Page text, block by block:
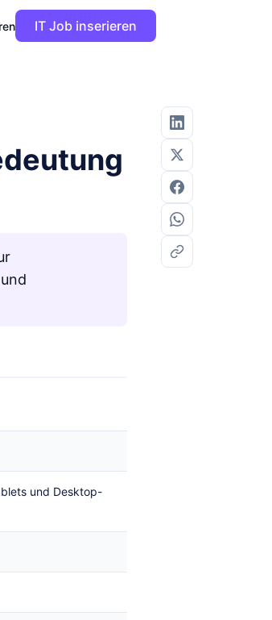
IT Job inserieren
und Desktop-